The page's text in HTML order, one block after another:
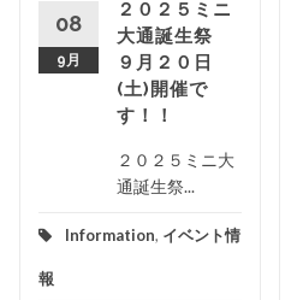
08
9月
２０２５ミニ
大通誕生祭
９月２０日
(土)開催で
す！！
２０２５ミニ大
通誕生祭...
Information, イベント情
報